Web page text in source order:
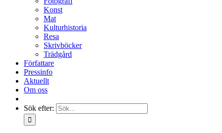
Konst
Mat
Kulturhistoria
Resa
Skrivböcker
Trädgård
Författare
Pressinfo
Aktuellt
Om oss
Sök efter: